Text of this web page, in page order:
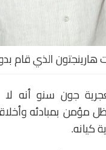
هارينجتون الذي قام
جون سنو أنه
مؤمن بمبادئه
كيانه.